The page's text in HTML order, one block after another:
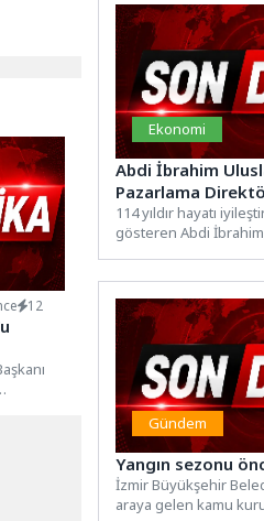
12
Ekonomi
Abdi İbrahim
Pazarlama
114 yıldır hayatı
gösteren Abdi
Gündem
Yangın sezonu
İzmir Büyükşehir
araya gelen kamu